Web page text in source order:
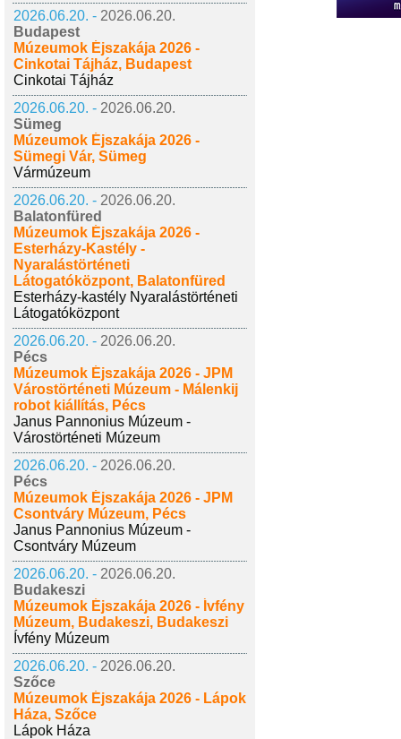
2026.06.20. - 2026.06.20.
Budapest
Múzeumok Éjszakája 2026 -
Cinkotai Tájház, Budapest
Cinkotai Tájház
2026.06.20. - 2026.06.20.
Sümeg
Múzeumok Éjszakája 2026 -
Sümegi Vár, Sümeg
Vármúzeum
2026.06.20. - 2026.06.20.
Balatonfüred
Múzeumok Éjszakája 2026 -
Esterházy-Kastély -
Nyaralástörténeti
Látogatóközpont, Balatonfüred
Esterházy-kastély Nyaralástörténeti
Látogatóközpont
2026.06.20. - 2026.06.20.
Pécs
Múzeumok Éjszakája 2026 - JPM
Várostörténeti Múzeum - Málenkij
robot kiállítás, Pécs
Janus Pannonius Múzeum -
Várostörténeti Múzeum
2026.06.20. - 2026.06.20.
Pécs
Múzeumok Éjszakája 2026 - JPM
Csontváry Múzeum, Pécs
Janus Pannonius Múzeum -
Csontváry Múzeum
2026.06.20. - 2026.06.20.
Budakeszi
Múzeumok Éjszakája 2026 - Ívfény
Múzeum, Budakeszi, Budakeszi
Ívfény Múzeum
2026.06.20. - 2026.06.20.
Szőce
Múzeumok Éjszakája 2026 - Lápok
Háza, Szőce
Lápok Háza